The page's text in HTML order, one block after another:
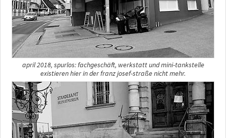
april 2018, spurlos: fachgeschäft, werkstatt und mini-tankstelle
existieren hier in der franz josef-straße nicht mehr.